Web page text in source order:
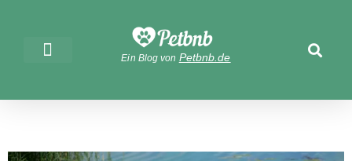
Ein Blog von Petbnb.de